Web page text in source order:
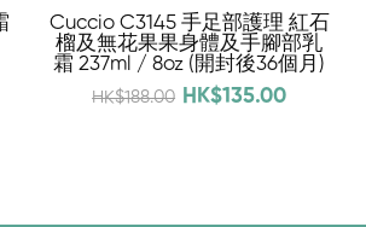
Cuccio C3145 手足部護理 紅石
榴及無花果果身體及手腳部乳
霜 237ml / 8oz (開封後36個月)
HK$188.00 HK$135.00